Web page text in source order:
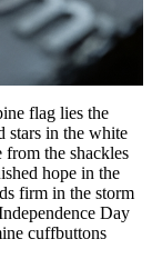
flag lies the
stars in the white
the shackles
hope in the
firm in the storm
Day
cuffbuttons